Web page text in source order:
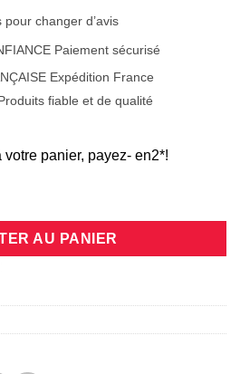
changer d’avis
Paiement sécurisé
Expédition France
fiable et de qualité
panier, payez- en2*!
antichocs silicone/cuir noir
AU PANIER